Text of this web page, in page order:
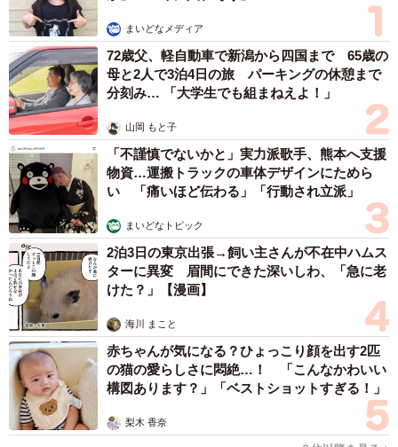
生活利便性と交通利便性が高いエリアであるほど住宅価格
も高くなりますが、狭小戸建は立地条件を大きく譲ること
なく、比較的安価に住宅を購入できることに加えて、狭小
戸建は圧倒的多数が3階建て（平均2.8階）であり、延床面
積は一般的な戸建が104.75平米であるのに対して、狭小戸
建は94.39平米と10平米ほどしか変わらず、工夫次第で実質
的な居住空間を広げることができるため、狭小戸建は決し
て狭小ではないといいます。
同社は、「生活と交通利便性を確保しつつ居住快適性も追
求できる『狭小戸建』は、敷地面積がやや狭いことで固定
資産税など税金面でも効率が良く、空間を有効活用できる
という点でも優れた居住スタイルと言うことができる」と
述べています。
まいどなメディア
72歳父、軽自動車で新潟から四国まで 65歳の
母と2人で3泊4日の旅 パーキングの休憩まで
分刻み… 「大学生でも組まねえよ！」
山岡 もと子
「不謹慎でないかと」実力派歌手、熊本へ支援
物資…運搬トラックの車体デザインにためら
い 「痛いほど伝わる」「行動され立派」
まいどなトピック
2泊3日の東京出張→飼い主さんが不在中ハムス
ターに異変 眉間にできた深いしわ、「急に老
けた？」【漫画】
海川 まこと
赤ちゃんが気になる？ひょっこり顔を出す2匹
の猫の愛らしさに悶絶…！ 「こんなかわいい
構図あります？」「ベストショットすぎる！」
梨木 香奈